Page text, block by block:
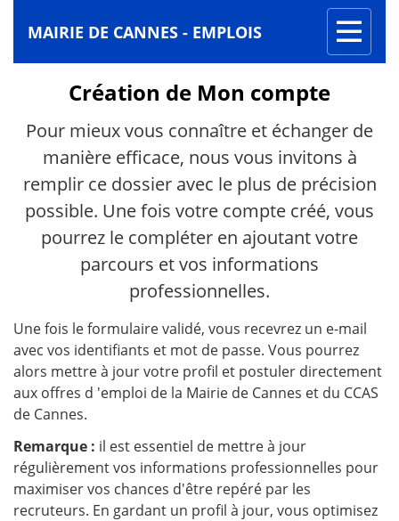
Toggle
MAIRIE DE CANNES - EMPLOIS
Formulaire
de
candidature
Création de Mon compte
Pour mieux vous connaître et échanger de
manière efficace, nous vous invitons à
remplir ce dossier avec le plus de précision
possible. Une fois votre compte créé, vous
pourrez le compléter en ajoutant votre
parcours et vos informations
professionnelles.
Une fois le formulaire validé, vous recevrez un e-mail
avec vos identifiants et mot de passe. Vous pourrez
alors mettre à jour votre profil et postuler directement
aux offres d 'emploi de la Mairie de Cannes et du CCAS
de Cannes.
Remarque : il est essentiel de mettre à jour
régulièrement vos informations professionnelles pour
maximiser vos chances d'être repéré par les
recruteurs. En gardant un profil à jour, vous optimisez